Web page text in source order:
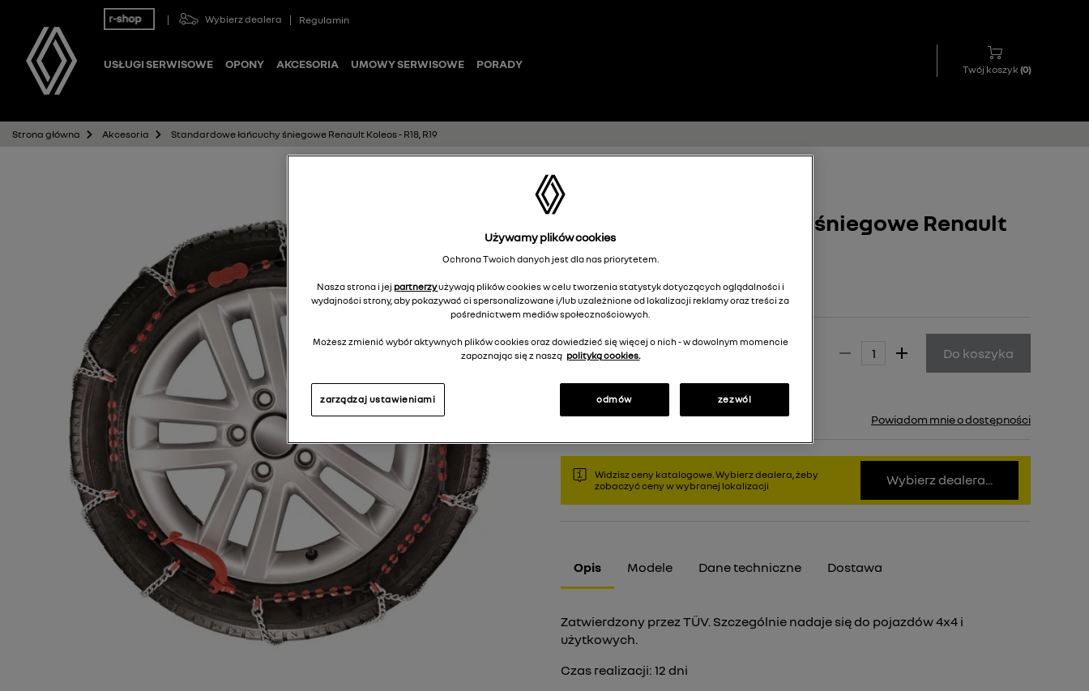
Wybierz dealera Regulamin
USŁUGI SERWISOWE OPONY AKCESORIA UMOWY SERWISOWE PORADY Twój koszyk (0)
Strona główna Akcesoria Standardowe łańcuchy śniegowe Renault Koleos - R18, R19
Standardowe łańcuchy śniegowe Renault
Koleos - R18, R19
Cena rekomendowana: 1 049,00 zł Do koszyka
Produkt chwilowo niedostępny. Powiadom mnie o dostępności
Widzisz ceny katalogowe. Wybierz dealera, żeby
zobaczyć ceny w wybranej lokalizacji
Wybierz dealera...
Opis Modele Dane techniczne Dostawa
Zatwierdzony przez TÜV. Szczególnie nadaje się do pojazdów 4x4 i
użytkowych.
Czas realizacji: 12 dni
Używamy plików cookies
Ochrona Twoich danych jest dla nas priorytetem.
Nasza strona i jej partnerzyużywają plików cookies w celu tworzenia statystyk dotyczących oglądalności i
wydajności strony, aby pokazywać ci spersonalizowane i/lub uzależnione od lokalizacji reklamy oraz treści za
pośrednictwem mediów społecznościowych.
Możesz zmienić wybór aktywnych plików cookies oraz dowiedzieć się więcej o nich - w dowolnym momencie
zapoznając się z naszą polityką cookies.
zarządzaj ustawieniami odmów zezwól